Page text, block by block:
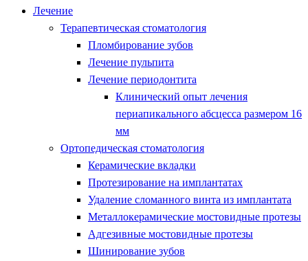
Лечение
Терапевтическая стоматология
Пломбирование зубов
Лечение пульпита
Лечение периодонтита
Клинический опыт лечения
периапикального абсцесса размером 16
мм
Ортопедическая стоматология
Керамические вкладки
Протезирование на имплантатах
Удаление сломанного винта из имплантата
Металлокерамические мостовидные протезы
Адгезивные мостовидные протезы
Шинирование зубов